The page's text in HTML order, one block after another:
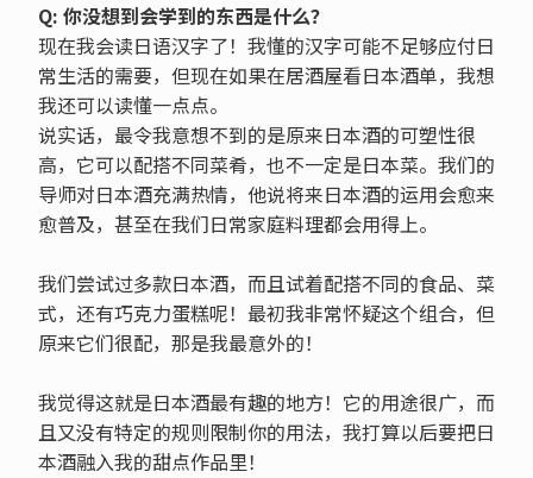
Q: 你没想到会学到的东西是什么？
现在我会读日语汉字了！我懂的汉字可能不足够应付日
常生活的需要，但现在如果在居酒屋看日本酒单，我想
我还可以读懂一点点。
说实话，最令我意想不到的是原来日本酒的可塑性很
高，它可以配搭不同菜肴，也不一定是日本菜。我们的
导师对日本酒充满热情，他说将来日本酒的运用会愈来
愈普及，甚至在我们日常家庭料理都会用得上。
我们尝试过多款日本酒，而且试着配搭不同的食品、菜
式，还有巧克力蛋糕呢！最初我非常怀疑这个组合，但
原来它们很配，那是我最意外的！
我觉得这就是日本酒最有趣的地方！它的用途很广，而
且又没有特定的规则限制你的用法，我打算以后要把日
本酒融入我的甜点作品里！